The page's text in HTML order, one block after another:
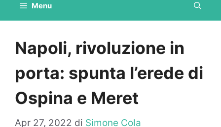
Menu
Napoli, rivoluzione in
porta: spunta l’erede di
Ospina e Meret
Apr 27, 2022 di Simone Cola